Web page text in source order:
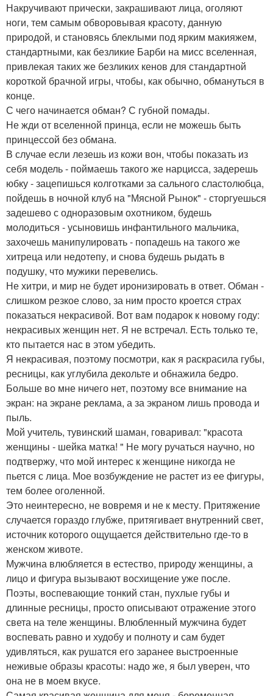
Накручивают прически, закрашивают лица, оголяют
ноги, тем самым обворовывая красоту, данную
природой, и становясь блеклыми под ярким макияжем,
стандартными, как безликие Барби на мисс вселенная,
привлекая таких же безликих кенов для стандартной
короткой брачной игры, чтобы, как обычно, обмануться в
конце.
С чего начинается обман? С губной помады.
Не жди от вселенной принца, если не можешь быть
принцессой без обмана.
В случае если лезешь из кожи вон, чтобы показать из
себя модель - поймаешь такого же нарцисса, задерешь
юбку - зацепишься колготками за сального сластолюбца,
пойдешь в ночной клуб на "Мясной Рынок" - сторгуешься
задешево с одноразовым охотником, будешь
молодиться - усыновишь инфантильного мальчика,
захочешь манипулировать - попадешь на такого же
хитреца или недотепу, и снова будешь рыдать в
подушку, что мужики перевелись.
Не хитри, и мир не будет иронизировать в ответ. Обман -
слишком резкое слово, за ним просто кроется страх
показаться некрасивой. Вот вам подарок к новому году:
некрасивых женщин нет. Я не встречал. Есть только те,
кто пытается нас в этом убедить.
Я некрасивая, поэтому посмотри, как я раскрасила губы,
ресницы, как углубила декольте и обнажила бедро.
Больше во мне ничего нет, поэтому все внимание на
экран: на экране реклама, а за экраном лишь провода и
пыль.
Мой учитель, тувинский шаман, говаривал: "красота
женщины - шейка матка! " Не могу ручаться научно, но
подтвержу, что мой интерес к женщине никогда не
пьется с лица. Мое возбуждение не растет из ее фигуры,
тем более оголенной.
Это неинтересно, не вовремя и не к месту. Притяжение
случается гораздо глубже, притягивает внутренний свет,
источник которого ощущается действительно где-то в
женском животе.
Мужчина влюбляется в естество, природу женщины, а
лицо и фигура вызывают восхищение уже после.
Поэты, воспевающие тонкий стан, пухлые губы и
длинные ресницы, просто описывают отражение этого
света на теле женщины. Влюбленный мужчина будет
воспевать равно и худобу и полноту и сам будет
удивляться, как рушатся его заранее выстроенные
неживые образы красоты: надо же, я был уверен, что
она не в моем вкусе.